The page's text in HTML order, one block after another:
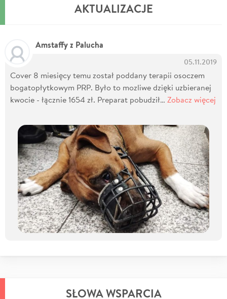
AKTUALIZACJE
Amstaffy z Palucha
05.11.2019
Cover 8 miesięcy temu został poddany terapii osoczem
bogatopłytkowym PRP. Było to mozliwe dzięki uzbieranej
kwocie - łącznie 1654 zł. Preparat pobudził… Zobacz więcej
SŁOWA WSPARCIA